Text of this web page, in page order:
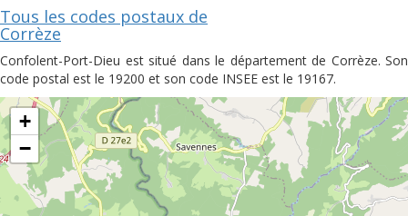
Tous les codes postaux de
Corrèze
Confolent-Port-Dieu est situé dans le département de Corrèze. Son
code postal est le 19200 et son code INSEE est le 19167.
+
−